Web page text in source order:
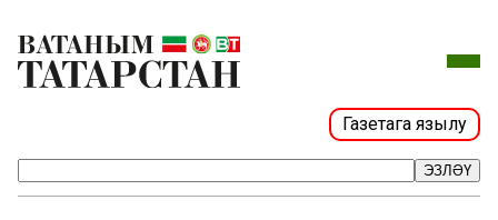
Газетага язылу
ЭЗЛӘҮ